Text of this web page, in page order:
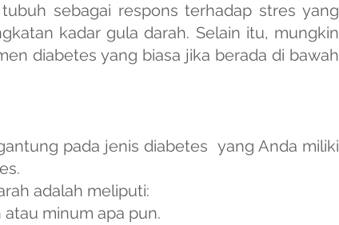
sebagai respons terhadap stres yang
kadar gula darah. Selain itu, mungkin
diabetes yang biasa jika berada di bawah
pada jenis diabetes yang Anda miliki
adalah meliputi:
minum apa pun.